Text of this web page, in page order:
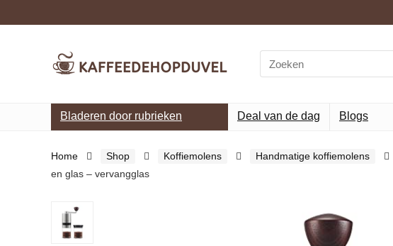
Search
for:
Bladeren door rubrieken Deal van de dag Blogs
Home Shop Koffiemolens Handmatige koffiemolens
en glas – vervangglas